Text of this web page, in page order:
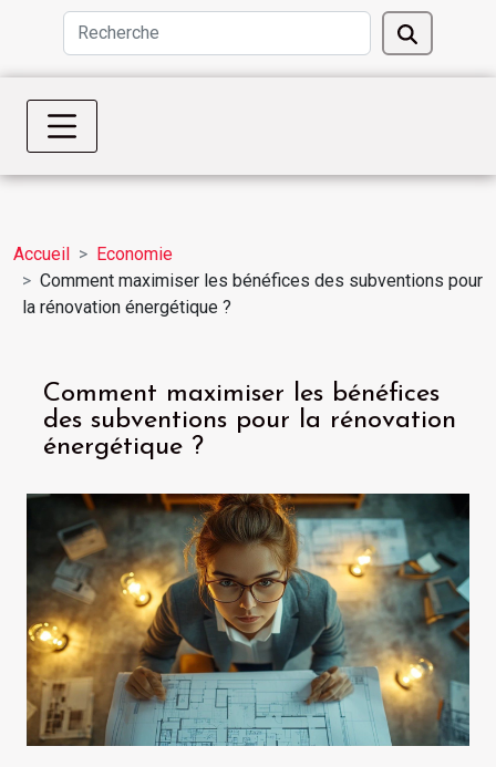
Accueil
Economie
Comment maximiser les bénéfices des subventions pour
la rénovation énergétique ?
Comment maximiser les bénéfices
des subventions pour la rénovation
énergétique ?